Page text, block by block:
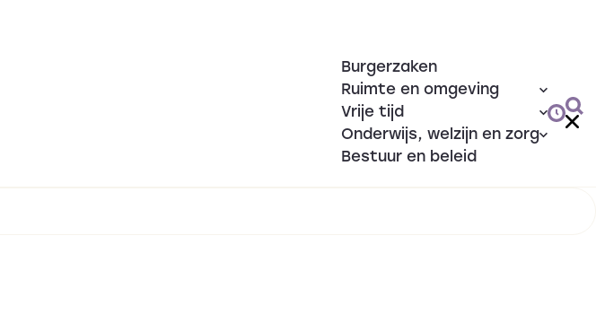
Burgerzaken
Ruimte en omgeving
Vrije tijd
Onderwijs, welzijn en zorg
Bestuur en beleid